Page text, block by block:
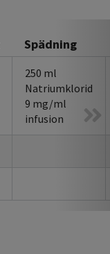
Spädning
250 ml
Natriumklorid
9 mg/ml
infusion